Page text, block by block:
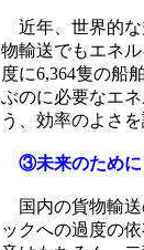
近年、世界的な
物輸送でもエネ
度に6,364隻の船
ぶのに必要なエ
う、効率のよさ
③未来のために
国内の貨物輸送
ックへの過度の